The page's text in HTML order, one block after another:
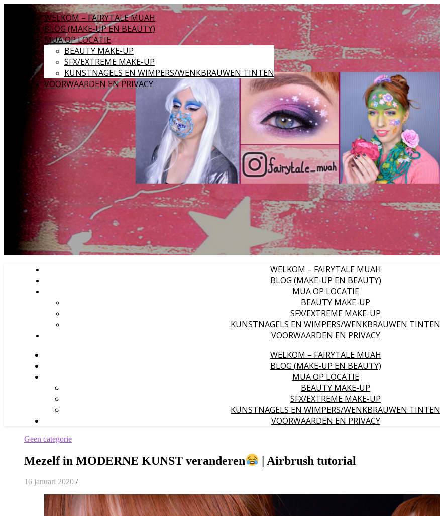
WELKOM – FAIRYTALE MUAH
BLOG (MAKE-UP EN BEAUTY)
MUA OP LOCATIE
BEAUTY MAKE-UP
SFX/EXTREME MAKE-UP
KUNSTNAGELS EN WIMPERS/WENKBRAUWEN TINTEN
VOORWAARDEN EN PRIVACY
WELKOM – FAIRYTALE MUAH
BLOG (MAKE-UP EN BEAUTY)
MUA OP LOCATIE
BEAUTY MAKE-UP
SFX/EXTREME MAKE-UP
KUNSTNAGELS EN WIMPERS/WENKBRAUWEN TINTEN
VOORWAARDEN EN PRIVACY
WELKOM – FAIRYTALE MUAH
BLOG (MAKE-UP EN BEAUTY)
MUA OP LOCATIE
BEAUTY MAKE-UP
SFX/EXTREME MAKE-UP
KUNSTNAGELS EN WIMPERS/WENKBRAUWEN TINTEN
VOORWAARDEN EN PRIVACY
Geen categorie
Mezelf in MODERNE KUNST veranderen | Airbrush tutorial
16 januari 2020 /